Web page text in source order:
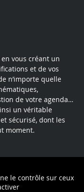
le contrôle sur ceux
vous créant un
et de vos
n’importe quelle
de votre agenda…
un véritable
sécurisé, dont les
moment.